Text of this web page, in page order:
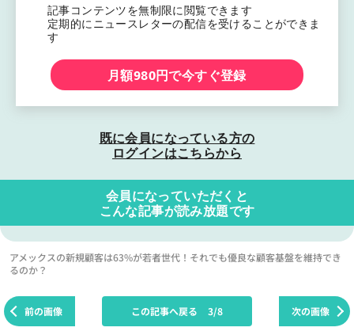
記事コンテンツを無制限に閲覧できます
定期的にニュースレターの配信を受けることができま
す
月額980円で今すぐ登録
既に会員になっている方の
ログインはこちらから
会員になっていただくと
こんな記事が読み放題です
アメックスの新規顧客は63%が若者世代！それでも優良な顧客基盤を維持でき
るのか？
前の画像 次の画像
この記事へ戻る 3/8